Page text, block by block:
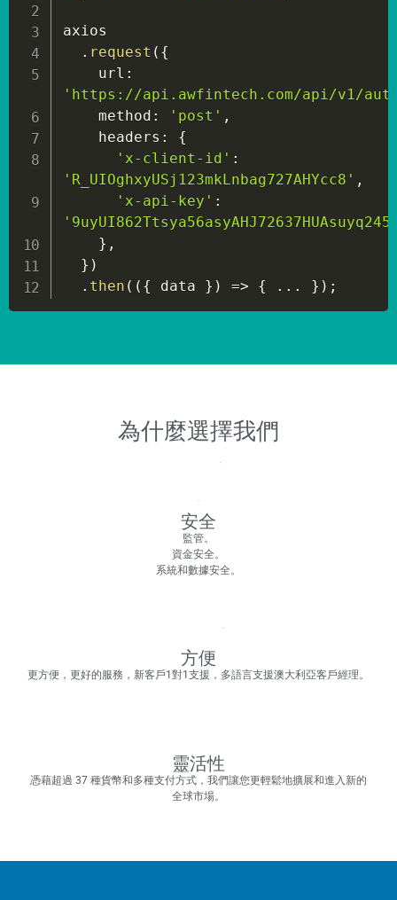
axios
. request ( {
    url
:
'https://api.awfintech.com/api/v1/
    method
: 'post' ,
    headers
:
{
'x-client-id' :
'R_UIOghxyUSj123mkLnbag727AHYcc8' ,
'x-api-key' :
} ,
} )
. then ( ( { data } ) => { ... } ) ;
為什麼選擇我們
安全
監管。
資金安全。
系統和數據安全。
方便
更方便，更好的服務，新客戶1對1支援，多語言支援澳大利亞客戶經理。
靈活性
憑藉超過 37 種貨幣和多種支付方式，我們讓您更輕鬆地擴展和進入新的
全球市場。